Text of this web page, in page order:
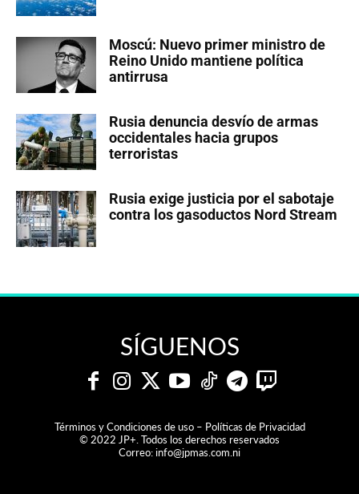
Moscú: Nuevo primer ministro de
Reino Unido mantiene política
antirrusa
Rusia denuncia desvío de armas
occidentales hacia grupos
terroristas
Rusia exige justicia por el sabotaje
contra los gasoductos Nord Stream
SÍGUENOS
Términos y Condiciones de uso – Políticas de Privacidad
© 2022 JP+. Todos los derechos reservados
Correo:info@jpmas.com.ni